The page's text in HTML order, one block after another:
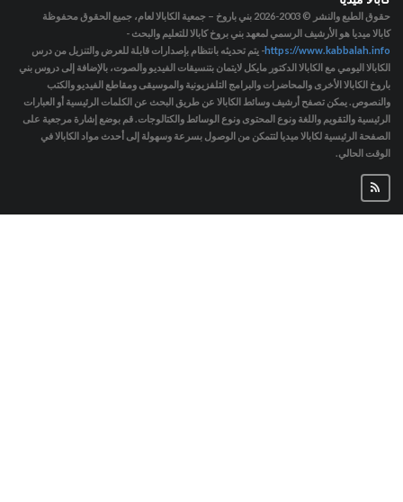
حقوق الطبع والنشر © 2003-2026
بني باروخ – جمعية الكابالا لعام، جميع الحقوق محفوظة
كابالا ميديا هو الأرشيف الرسمي لمعهد بني بروخ كابالا للتعليم والبحث -
https://www.kabbalah.info- يتم تحديثه بانتظام بإصدارات قابلة للعرض والتنزيل من درس
الكابالا اليومي مع الكابالا الدكتور مايكل لايتمان بتنسيقات الفيديو والصوت، بالإضافة إلى دروس بني
باروخ الكابالا الأخرى والمحاضرات والبرامج التلفزيونية والموسيقى ومقاطع الفيديو والكتب
والنصوص. يمكن تصفح أرشيف وسائط الكابالا عن طريق البحث عن الكلمات الرئيسية أو العبارات
الرئيسية والتقويم واللغة ونوع المحتوى ونوع الوسائط والكتالوجات. قم بوضع إشارة مرجعية على
الصفحة الرئيسية لكابالا ميديا لتتمكن من الوصول بسرعة وسهولة إلى أحدث مواد الكابالا في
الوقت الحالي.